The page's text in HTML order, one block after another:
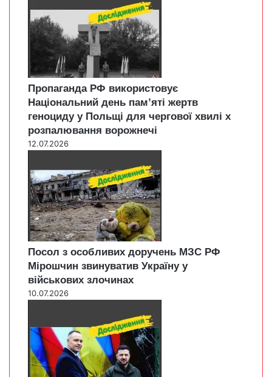
Пропаганда РФ використовує
Національний день пам’яті жертв
геноциду у Польщі для чергової хвилі х
розпалювання ворожнечі
12.07.2026
Посол з особливих доручень МЗС РФ
Мірошчин звинуватив Україну у
військових злочинах
10.07.2026